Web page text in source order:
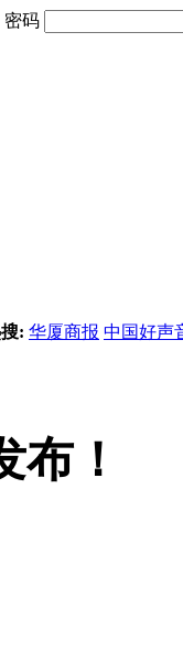
密码
: 华厦商报 中国好声
布！